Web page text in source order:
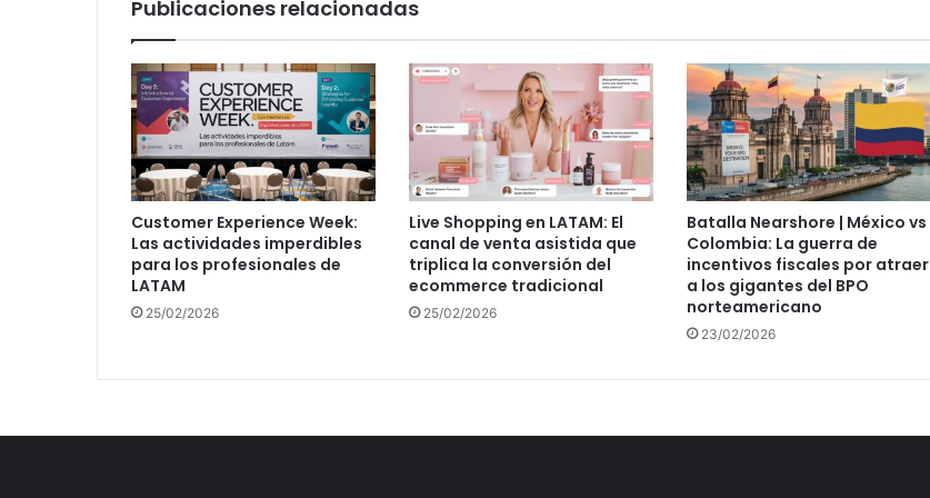
Publicaciones relacionadas
Customer Experience Week:
Las actividades imperdibles
para los profesionales de
LATAM
25/02/2026
Live Shopping en LATAM: El
canal de venta asistida que
triplica la conversión del
ecommerce tradicional
25/02/2026
Batalla Nearshore | México vs
Colombia: La guerra de
incentivos fiscales por atraer
a los gigantes del BPO
norteamericano
23/02/2026